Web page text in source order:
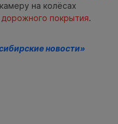
на колёсах
покрытия.
новости»